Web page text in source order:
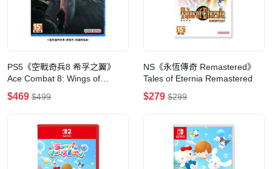
PS5《空戰奇兵8 希孚之翼》
Ace Combat 8: Wings of
Theve(一般版)
$469 $499
NS《永恆傳奇 Remastered》
Tales of Eternia Remastered
$279 $299